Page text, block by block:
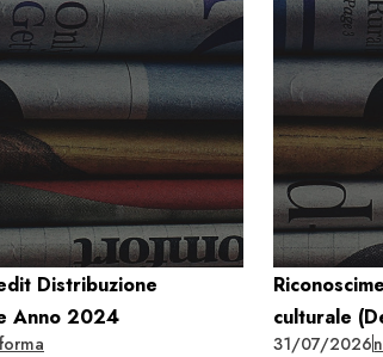
Distribuzione
Anno 2024
culturale
31/07/2026